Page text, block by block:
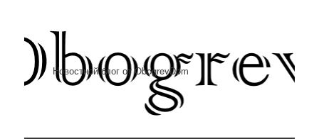
Новостной блог от ObogrevDom